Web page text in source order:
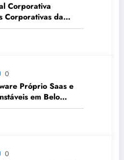
Corporativa
Corporativas da
3083
0
Próprio Saas e
em Belo
– Guia 3449
0